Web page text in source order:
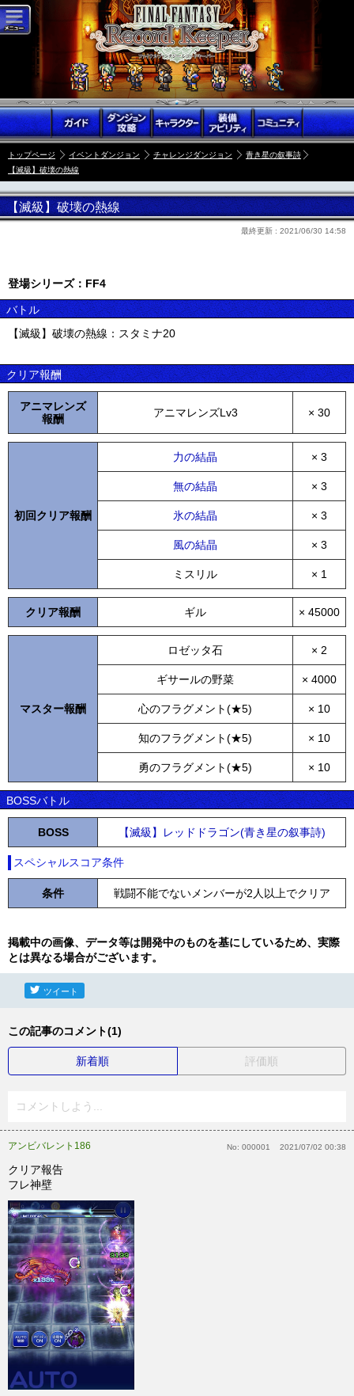
トップページ イベントダンジョン チャレンジダンジョン
青き星の叙事詩
【滅級】破壊の熱線
【滅級】破壊の熱線
最終更新 : 2021/06/30 14:58
登場シリーズ：FF4
バトル
【滅級】破壊の熱線：スタミナ20
クリア報酬
アニマレンズ
報酬
アニマレンズLv3 × 30
初回クリア報酬
力の結晶 × 3
無の結晶 × 3
氷の結晶 × 3
風の結晶 × 3
ミスリル × 1
クリア報酬 ギル × 45000
マスター報酬
ロゼッタ石 × 2
ギサールの野菜 × 4000
心のフラグメント(★5) × 10
知のフラグメント(★5) × 10
勇のフラグメント(★5) × 10
BOSSバトル
BOSS 【滅級】レッドドラゴン(青き星の叙事詩)
スペシャルスコア条件
条件 戦闘不能でないメンバーが2人以上でクリア
掲載中の画像、データ等は開発中のものを基にしているため、実際
とは異なる場合がございます。
ツイート
この記事のコメント(1)
新着順 評価順
コメントしよう...
アンビバレント186 No: 000001 2021/07/02 00:38
クリア報告
フレ神壁